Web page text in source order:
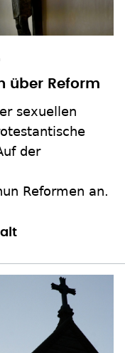
über Reform
sexuellen
der
Reformen an.